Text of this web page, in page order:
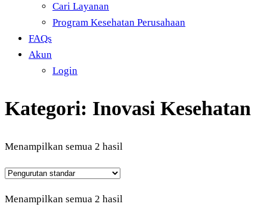
Cari Layanan
Program Kesehatan Perusahaan
FAQs
Akun
Login
Kategori: Inovasi Kesehatan
Menampilkan semua 2 hasil
Menampilkan semua 2 hasil